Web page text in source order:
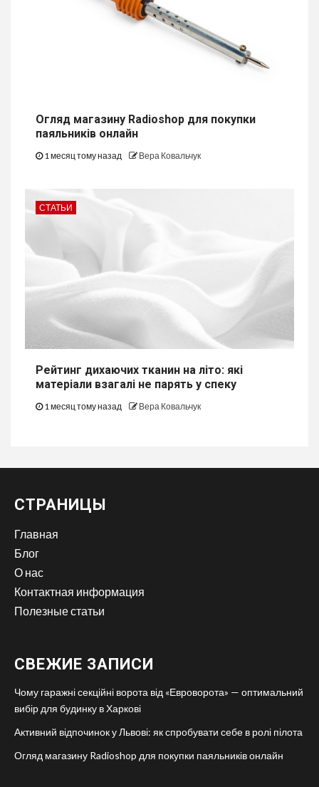
Огляд магазину Radioshop для покупки
паяльників онлайн
1 месяц тому назад Вера Ковальчук
СТАТЬИ
Рейтинг дихаючих тканин на літо: які
матеріали взагалі не парять у спеку
1 месяц тому назад Вера Ковальчук
СТРАНИЦЫ
Главная
Блог
О нас
Контактная информация
Полезные статьи
СВЕЖИЕ ЗАПИСИ
Чому гаражні секційні ворота від «Евроворота» — оптимальний
вибір для будинку в Харкові
Активний відпочинок у Львові: як спробувати себе в ролі пілота
Огляд магазину Radioshop для покупки паяльників онлайн